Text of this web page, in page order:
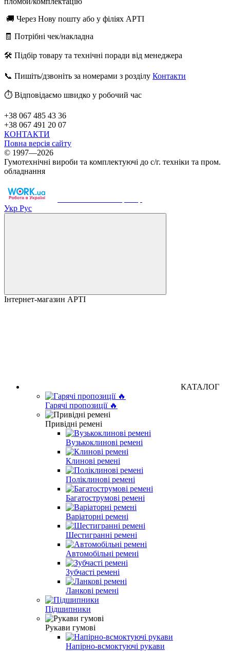
🚚 Через Нову пошту або у філіях АРТІ
🧾 Потрібні чек/накладна
🛠️ Підбір товару та технічні поради від менеджера
📞 Пишіть/дзвоніть за номерами з розділу Контакти
⏱️ Відповідаємо швидко у робочий час
+38 067 485 43 36
+38 067 491 20 07
КОНТАКТИ
Повна версія сайту
© 1997—2026
Гумотехнічні вироби та комплектуючі до с/г. техніки та пром.
обладнання
Укр Рус
Інтернет-магазин АРТІ
КАТАЛОГ
Гарячі пропозиції 🔥
Привідні ремені
Вузькоклинові ремені
Клинові ремені
Поліклинові ремені
Багатострумові ремені
Варіаторні ремені
Шестигранні ремені
Автомобільні ремені
Зубчасті ремені
Ланкові ремені
Підшипники
Рукави гумові
Напірно-всмоктуючі рукави